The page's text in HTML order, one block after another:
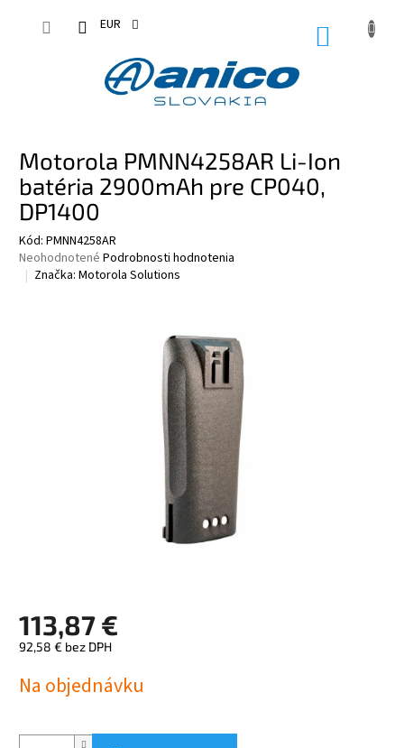
EUR
Motorola PMNN4258AR Li-Ion
batéria 2900mAh pre CP040,
DP1400
Kód: PMNN4258AR
Priemerné
hodnotenie
Neohodnotené Podrobnosti hodnotenia
Značka: Motorola Solutions
113,87 €
92,58 € bez DPH
cena:
Na objednávku